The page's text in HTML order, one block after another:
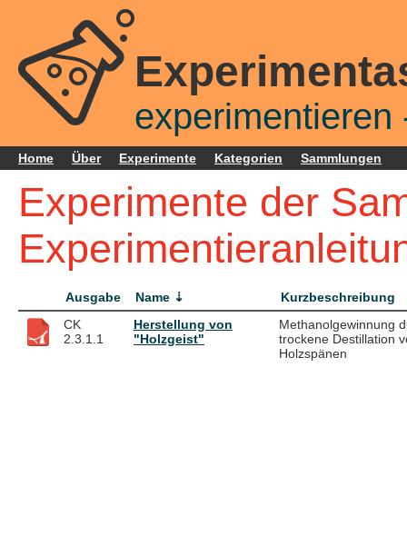
experimentieren
Home Über Experimente Kategorien Sammlungen
Experimente der
Ausgabe Name
Kurzbeschreibung
CK
2.3.1.1
Herstellung von
"Holzgeist"
Methanolgewinnung
trockene Destillation
Holzspänen